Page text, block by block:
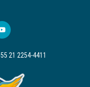
21 2254-4411